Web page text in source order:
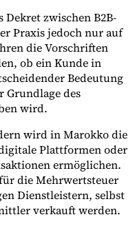
zwischen B2B-
Praxis jedoch nur auf
die Vorschriften
ob ein Kunde in
Bedeutung
Grundlage des
wird.
wird in Marokko die
Plattformen oder
ermöglichen.
die Mehrwertsteuer
Dienstleistern, selbst
verkauft werden.